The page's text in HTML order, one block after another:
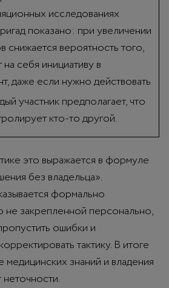
исследованиях
показано: при увеличении
снижается вероятность того,
себя инициативу в
даже если нужно действовать
участник предполагает, что
кто-то другой.
это выражается в формуле
без владельца».
формально
не закрепленной персонально,
ошибки и
тактику. В итоге
знаний и владения